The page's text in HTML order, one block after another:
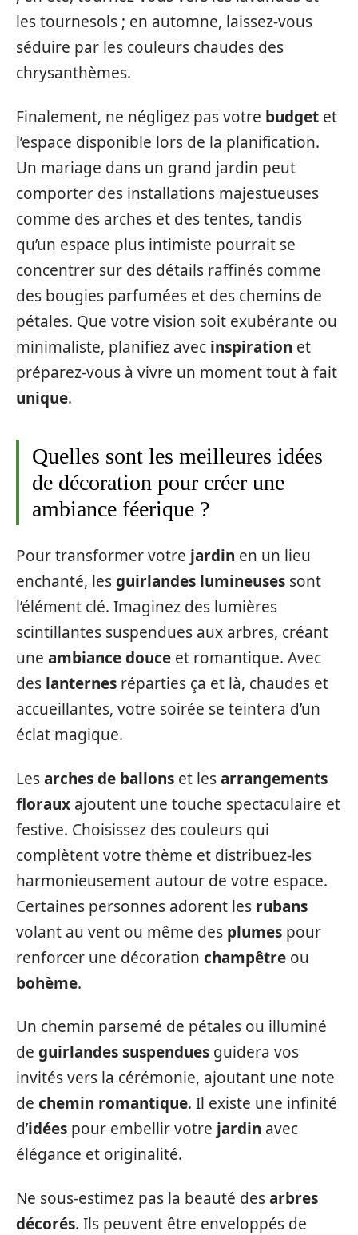
les tournesols ; en automne, laissez-vous
séduire par les couleurs chaudes des
chrysanthèmes.
Finalement, ne négligez pas votre budget et
l’espace disponible lors de la planification.
Un mariage dans un grand jardin peut
comporter des installations majestueuses
comme des arches et des tentes, tandis
qu’un espace plus intimiste pourrait se
concentrer sur des détails raffinés comme
des bougies parfumées et des chemins de
pétales. Que votre vision soit exubérante ou
minimaliste, planifiez avec inspiration et
préparez-vous à vivre un moment tout à fait
unique.
Quelles sont les meilleures idées
de décoration pour créer une
ambiance féerique ?
Pour transformer votre jardin en un lieu
enchanté, lesguirlandes lumineuses sont
l’élément clé. Imaginez des lumières
scintillantes suspendues aux arbres, créant
une ambiance douce et romantique. Avec
des lanternes réparties ça et là, chaudes et
accueillantes, votre soirée se teintera d’un
éclat magique.
Lesarches de ballons et lesarrangements
floraux ajoutent une touche spectaculaire et
festive. Choisissez des couleurs qui
complètent votre thème et distribuez-les
harmonieusement autour de votre espace.
Certaines personnes adorent les rubans
volant au vent ou même des plumes pour
renforcer une décoration champêtre ou
bohème.
Un chemin parsemé de pétales ou illuminé
de guirlandes suspendues guidera vos
invités vers la cérémonie, ajoutant une note
de chemin romantique. Il existe une infinité
d’idées pour embellir votre jardin avec
élégance et originalité.
Ne sous-estimez pas la beauté desarbres
décorés. Ils peuvent être enveloppés de